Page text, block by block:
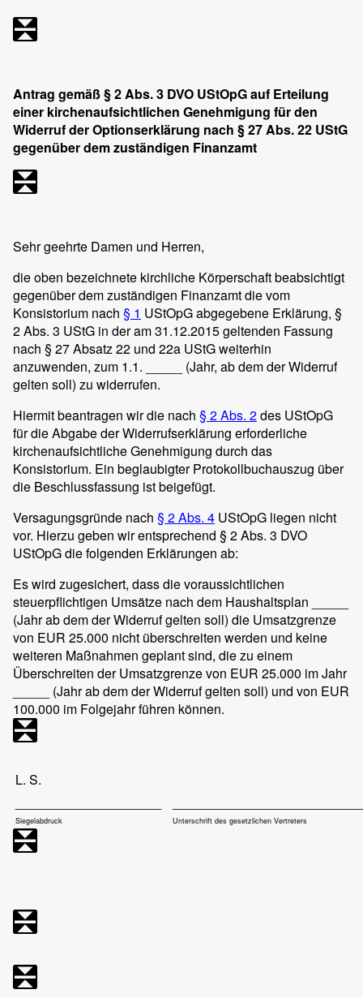
Antrag gemäß § 2 Abs. 3 DVO UStOpG auf Erteilung
einer kirchenaufsichtlichen Genehmigung für den
Widerruf der Optionserklärung nach § 27 Abs. 22 UStG
gegenüber dem zuständigen Finanzamt
Sehr geehrte Damen und Herren,
die oben bezeichnete kirchliche Körperschaft beabsichtigt
gegenüber dem zuständigen Finanzamt die vom
Konsistorium nach § 1 UStOpG abgegebene Erklärung, §
2 Abs. 3 UStG in der am 31.12.2015 geltenden Fassung
nach § 27 Absatz 22 und 22a UStG weiterhin
anzuwenden, zum 1.1. _____ (Jahr, ab dem der Widerruf
gelten soll) zu widerrufen.
Hiermit beantragen wir die nach § 2 Abs. 2des UStOpG
für die Abgabe der Widerrufserklärung erforderliche
kirchenaufsichtliche Genehmigung durch das
Konsistorium. Ein beglaubigter Protokollbuchauszug über
die Beschlussfassung ist beigefügt.
Versagungsgründe nach § 2 Abs. 4 UStOpG liegen nicht
vor. Hierzu geben wir entsprechend § 2 Abs. 3 DVO
UStOpG die folgenden Erklärungen ab:
Es wird zugesichert, dass die voraussichtlichen
steuerpflichtigen Umsätze nach dem Haushaltsplan _____
(Jahr ab dem der Widerruf gelten soll) die Umsatzgrenze
von EUR 25.000 nicht überschreiten werden und keine
weiteren Maßnahmen geplant sind, die zu einem
Überschreiten der Umsatzgrenze von EUR 25.000 im Jahr
_____ (Jahr ab dem der Widerruf gelten soll) und von EUR
100.000 im Folgejahr führen können.
L. S.
Siegelabdruck Unterschrift des gesetzlichen Vertreters